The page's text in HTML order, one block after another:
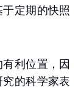
定期的快照
利位置，因
的科学家表